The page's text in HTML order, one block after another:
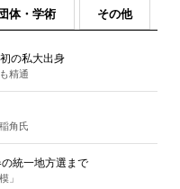
体・学術 その他
の私大出身
精通
角氏
統一地方選まで
」